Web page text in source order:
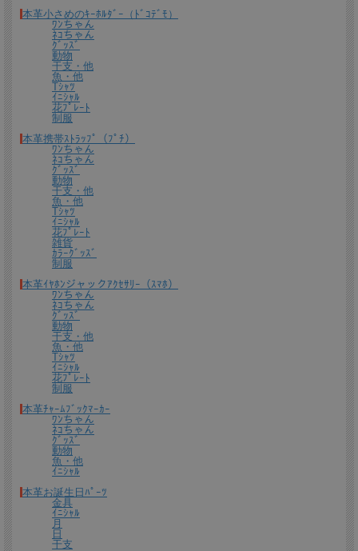
*無料簡易ラッピング
通常のご購入でも、簡易ラッピング（透明の袋の上に金色のギフトシール付き）い
送料について
宅配便 650円から
メール便（全商品対象・定形外郵便ほか）全国一律300円
込）以上でメール便送料無料
＊詳しくはこちらから
熟練したスタッフが丁寧に梱包いたします。
*梱包の例
本革小さめのｷｰﾎﾙﾀﾞｰ（ﾄﾞｺﾃﾞﾓ）
ﾜﾝちゃん
ﾈｺちゃん
ｸﾞｯｽﾞ
動物
干支・他
魚・他
Tｼｬﾂ
ｲﾆｼｬﾙ
花ﾌﾟﾚｰﾄ
制服
本革携帯ｽﾄﾗｯﾌﾟ（ﾌﾟﾁ）
ﾜﾝちゃん
ﾈｺちゃん
ｸﾞｯｽﾞ
動物
干支・他
魚・他
Tｼｬﾂ
ｲﾆｼｬﾙ
花ﾌﾟﾚｰﾄ
雑貨
ｶﾗｰｸﾞｯｽﾞ
制服
本革ｲﾔﾎﾝジャックｱｸｾｻﾘｰ（ｽﾏﾎ）
ﾜﾝちゃん
ﾈｺちゃん
ｸﾞｯｽﾞ
動物
干支・他
魚・他
Tｼｬﾂ
ｲﾆｼｬﾙ
花ﾌﾟﾚｰﾄ
制服
本革ﾁｬｰﾑﾌﾞｯｸﾏｰｶｰ
ﾜﾝちゃん
ﾈｺちゃん
ｸﾞｯｽﾞ
動物
魚・他
ｲﾆｼｬﾙ
本革お誕生日ﾊﾟｰﾂ
金具
ｲﾆｼｬﾙ
月
日
干支